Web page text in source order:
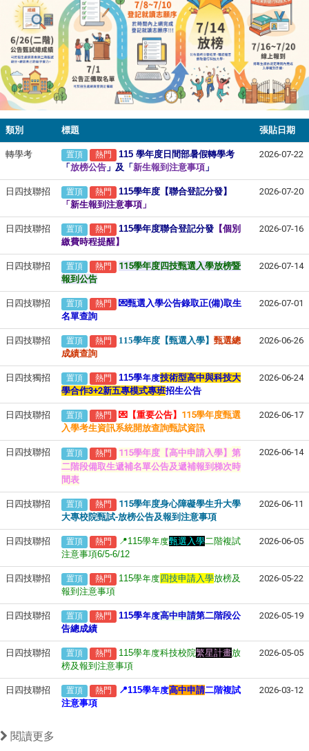
類別 標題 張貼日期
轉學考 置頂 熱門 115 學年度日間部暑假轉學考
「放榜公告 」及「新生報到注意事項 」
2026-07-22
日四技聯招 置頂 熱門 115學年度【聯合登記分發】
「新生報到注意事項」
2026-07-20
日四技聯招 置頂 熱門 115學年度聯合登記分發【個別
繳費時程提醒】
2026-07-16
日四技聯招 置頂 熱門
115學年度四技甄選入學放榜暨
報到公告
2026-07-14
日四技聯招 置頂 熱門 💌甄選入學公告錄取正(備)取生
名單查詢
2026-07-01
日四技聯招 置頂 熱門 115學年度【甄選入學】 甄選總
成績查詢
2026-06-26
日四技獨招 置頂 熱門 115學年度技術型高中與科技大
學合作3+2新五專模式專班招生公告
2026-06-24
日四技聯招 置頂 熱門 💌【重要公告】 115學年度甄選
入學考生資訊系統開放查詢甄試資訊
2026-06-17
日四技聯招 置頂 熱門 115學年度【高中申請入學】 第
二階段備取生遞補名單公告及遞補報到梯次時
間表
2026-06-14
日四技聯招 置頂 熱門
115學年度身心障礙學生升大學
大專校院甄試-放榜公告及報到注意事項
2026-06-11
日四技聯招 置頂 熱門 📍115學年度甄選入學二階複試
注意事項6/5-6/12
2026-06-05
日四技聯招 置頂 熱門 115學年度四技申請入學放榜及
報到注意事項
2026-05-22
日四技聯招 置頂 熱門 115學年度高中申請第二階段公
告總成績
2026-05-19
日四技聯招 置頂 熱門 115學年度科技校院繁星計畫放
榜及報到注意事項
2026-05-05
日四技聯招 置頂 熱門 📍115學年度高中申請二階複試
注意事項
2026-03-12
閱讀更多